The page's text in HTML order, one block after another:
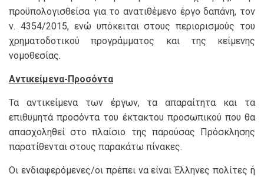
προϋπολογισθείσα για το ανατιθέμενο έργο δαπάνη, τον
ν. 4354/2015, ενώ υπόκειται στους περιορισμούς του
χρηματοδοτικού προγράμματος και της κείμενης
νομοθεσίας.
Αντικείμενα-Προσόντα
Τα αντικείμενα των έργων, τα απαραίτητα και τα
επιθυμητά προσόντα του έκτακτου προσωπικού που θα
απασχοληθεί στο πλαίσιο της παρούσας Πρόσκλησης
παρατίθενται στους παρακάτω πίνακες.
Οι ενδιαφερόμενες/οι πρέπει να είναι Έλληνες πολίτες ή